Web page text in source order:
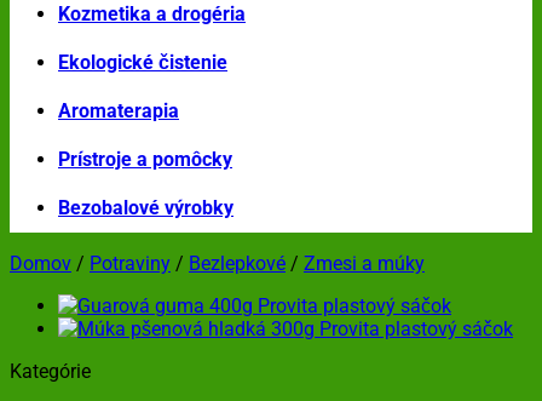
Kozmetika a drogéria
Ekologické čistenie
Aromaterapia
Prístroje a pomôcky
Bezobalové výrobky
Domov / Potraviny / Bezlepkové / Zmesi a múky
Kategórie